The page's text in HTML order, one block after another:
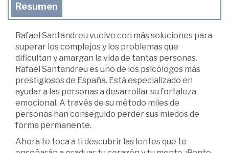
Resumen
Rafael Santandreu vuelve con más soluciones para
superar los complejos y los problemas que
dificultan y amargan la vida de tantas personas.
Rafael Santandreu es uno de los psicólogos más
prestigiosos de España. Está especializado en
ayudar a las personas a desarrollar su fortaleza
emocional. A través de su método miles de
personas han conseguido perder sus miedos de
forma permanente.
Ahora te toca a ti descubrir las lentes que te